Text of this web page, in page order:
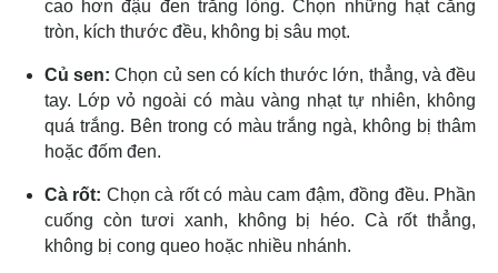
cao hơn đậu đen trắng lòng. Chọn những hạt căng
tròn, kích thước đều, không bị sâu mọt.
Củ sen:Chọn củ sen có kích thước lớn, thẳng, và đều
tay. Lớp vỏ ngoài có màu vàng nhạt tự nhiên, không
quá trắng. Bên trong có màu trắng ngà, không bị thâm
hoặc đốm đen.
Cà rốt: Chọn cà rốt có màu cam đậm, đồng đều. Phần
cuống còn tươi xanh, không bị héo. Cà rốt thẳng,
không bị cong queo hoặc nhiều nhánh.